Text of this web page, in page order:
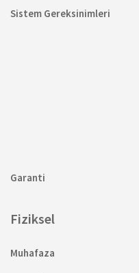
Sistem Gereksinimleri
Garanti
Fiziksel
Muhafaza